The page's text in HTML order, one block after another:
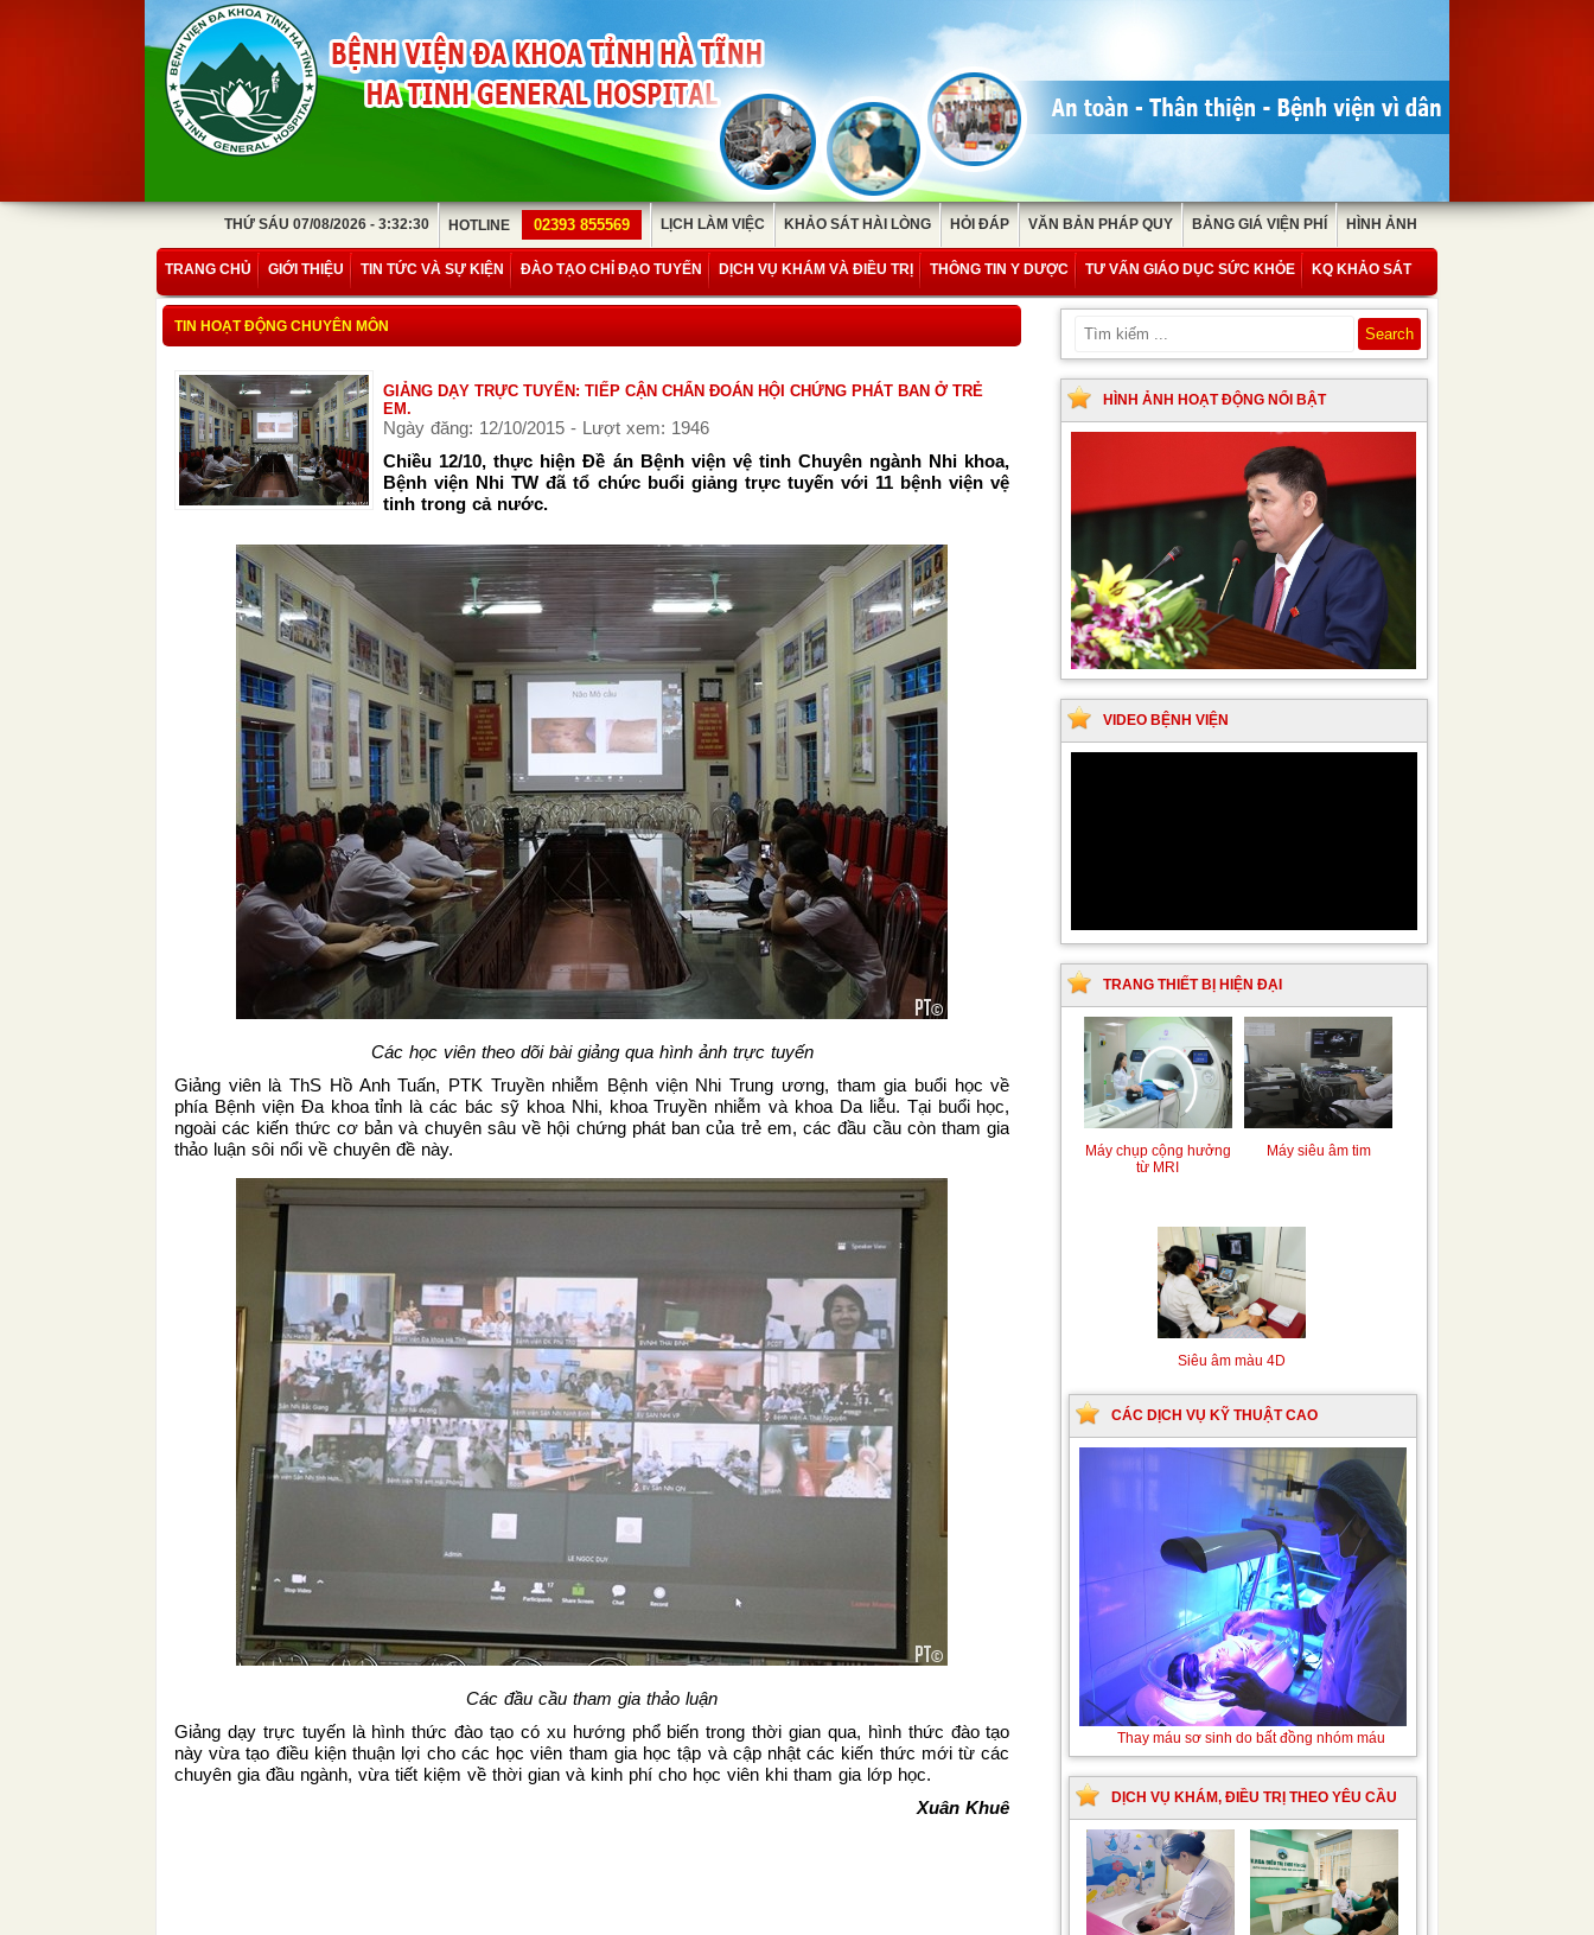
THỨ SÁU 07/08/2026 - 3:32:30 HOTLINE 02393 855569 LỊCH LÀM VIỆC KHẢO SÁT HÀI LÒNG HỎI ĐÁP VĂN BẢN PHÁP QUY BẢNG GIÁ VIỆN PHÍ HÌNH ẢNH
TRANG CHỦ GIỚI THIỆU TIN TỨC VÀ SỰ KIỆN ĐÀO TẠO CHỈ ĐẠO TUYẾN DỊCH VỤ KHÁM VÀ ĐIỀU TRỊ THÔNG TIN Y DƯỢC TƯ VẤN GIÁO DỤC SỨC KHỎE KQ KHẢO SÁT
TIN HOẠT ĐỘNG CHUYÊN MÔN
GIẢNG DẠY TRỰC TUYẾN: TIẾP CẬN CHẨN ĐOÁN HỘI CHỨNG PHÁT BAN Ở TRẺ
EM.
Ngày đăng: 12/10/2015 - Lượt xem: 1946
Chiều 12/10, thực hiện Đề án Bệnh viện vệ tinh Chuyên ngành Nhi khoa,
Bệnh viện Nhi TW đã tổ chức buổi giảng trực tuyến với 11 bệnh viện vệ
tinh trong cả nước.
Các học viên theo dõi bài giảng qua hình ảnh trực tuyến
Giảng viên là ThS Hồ Anh Tuấn, PTK Truyền nhiễm Bệnh viện Nhi Trung ương, tham gia buổi học về
phía Bệnh viện Đa khoa tỉnh là các bác sỹ khoa Nhi, khoa Truyền nhiễm và khoa Da liễu. Tại buổi học,
ngoài các kiến thức cơ bản và chuyên sâu về hội chứng phát ban của trẻ em, các đầu cầu còn tham gia
thảo luận sôi nổi về chuyên đề này.
Các đầu cầu tham gia thảo luận
Giảng dạy trực tuyến là hình thức đào tạo có xu hướng phổ biến trong thời gian qua, hình thức đào tạo
này vừa tạo điều kiện thuận lợi cho các học viên tham gia học tập và cập nhật các kiến thức mới từ các
chuyên gia đầu ngành, vừa tiết kiệm về thời gian và kinh phí cho học viên khi tham gia lớp học.
Xuân Khuê
HÌNH ẢNH HOẠT ĐỘNG NỔI BẬT
VIDEO BỆNH VIỆN
TRANG THIẾT BỊ HIỆN ĐẠI
Máy chụp cộng hưởng
từ MRI
Máy siêu âm tim
Siêu âm màu 4D
CÁC DỊCH VỤ KỸ THUẬT CAO
Tán sỏi niệu quản ngược dòng Laser
DỊCH VỤ KHÁM, ĐIỀU TRỊ THEO YÊU CẦU